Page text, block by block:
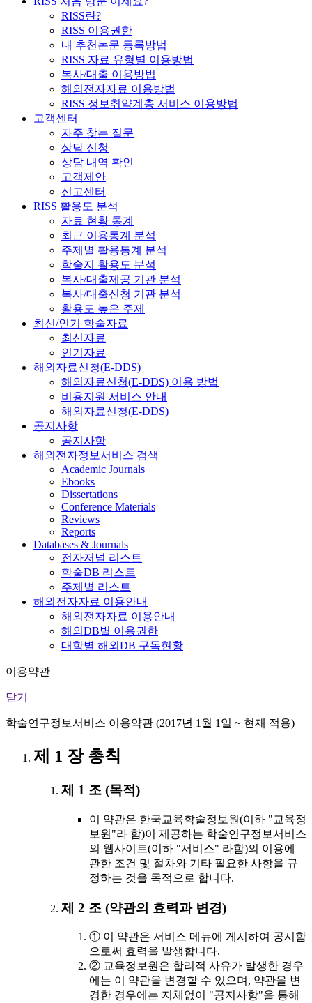
RISS란?
RISS 이용권한
내 추천논문 등록방법
RISS 자료 유형별 이용방법
복사/대출 이용방법
해외전자자료 이용방법
RISS 정보취약계층 서비스 이용방법
고객센터
자주 찾는 질문
상담 신청
상담 내역 확인
고객제안
신고센터
RISS 활용도 분석
자료 현황 통계
최근 이용통계 분석
주제별 활용통계 분석
학술지 활용도 분석
복사/대출제공 기관 분석
복사/대출신청 기관 분석
활용도 높은 주제
최신/인기 학술자료
최신자료
인기자료
해외자료신청(E-DDS)
해외자료신청(E-DDS) 이용 방법
비용지원 서비스 안내
해외자료신청(E-DDS)
공지사항
공지사항
해외전자정보서비스 검색
Academic Journals
Ebooks
Dissertations
Conference Materials
Reviews
Reports
Databases & Journals
전자저널 리스트
학술DB 리스트
주제별 리스트
해외전자자료 이용안내
해외전자자료 이용안내
해외DB별 이용권한
대학별 해외DB 구독현황
이용약관
닫기
학술연구정보서비스 이용약관 (2017년 1월 1일 ~ 현재 적용)
제 1 장 총칙
제 1 조 (목적)
이 약관은 한국교육학술정보원(이하 "교육정
보원"라 함)이 제공하는 학술연구정보서비스
의 웹사이트(이하 "서비스" 라함)의 이용에
관한 조건 및 절차와 기타 필요한 사항을 규
정하는 것을 목적으로 합니다.
제 2 조 (약관의 효력과 변경)
① 이 약관은 서비스 메뉴에 게시하여 공시함
으로써 효력을 발생합니다.
② 교육정보원은 합리적 사유가 발생한 경우
에는 이 약관을 변경할 수 있으며, 약관을 변
경한 경우에는 지체없이 "공지사항"을 통해